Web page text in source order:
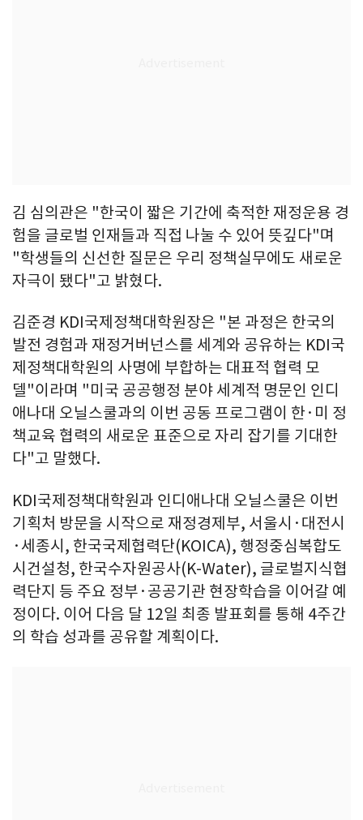
김 심의관은 "한국이 짧은 기간에 축적한 재정운용 경
험을 글로벌 인재들과 직접 나눌 수 있어 뜻깊다"며
"학생들의 신선한 질문은 우리 정책실무에도 새로운
자극이 됐다"고 밝혔다.
김준경 KDI국제정책대학원장은 "본 과정은 한국의
발전 경험과 재정거버넌스를 세계와 공유하는 KDI국
제정책대학원의 사명에 부합하는 대표적 협력 모
델"이라며 "미국 공공행정 분야 세계적 명문인 인디
애나대 오닐스쿨과의 이번 공동 프로그램이 한·미 정
책교육 협력의 새로운 표준으로 자리 잡기를 기대한
다"고 말했다.
KDI국제정책대학원과 인디애나대 오닐스쿨은 이번
기획처 방문을 시작으로 재정경제부, 서울시·대전시
·세종시, 한국국제협력단(KOICA), 행정중심복합도
시건설청, 한국수자원공사(K-Water), 글로벌지식협
력단지 등 주요 정부·공공기관 현장학습을 이어갈 예
정이다. 이어 다음 달 12일 최종 발표회를 통해 4주간
의 학습 성과를 공유할 계획이다.